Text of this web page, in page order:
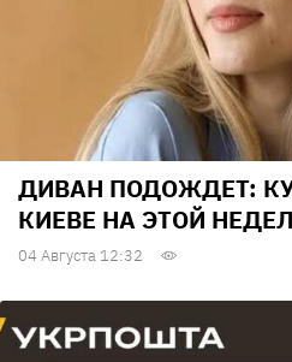
ДИВАН ПОДОЖДЕТ:
КИЕВЕ НА ЭТОЙ
04 Августа 12:32